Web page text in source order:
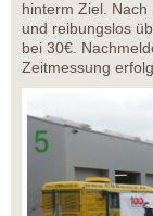
hinterm Ziel.
und reibungslos
bei 30€.
Zeitmessung